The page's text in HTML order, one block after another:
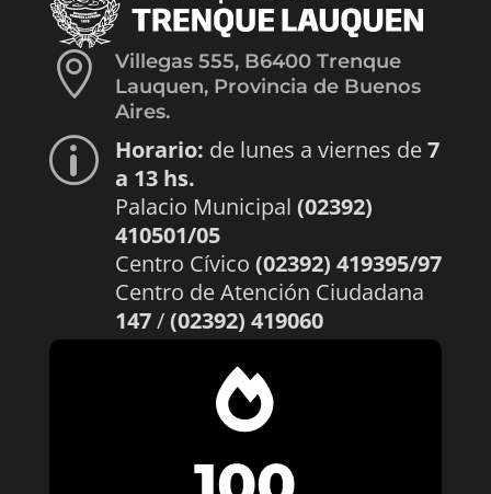

Villegas 555, B6400 Trenque
Lauquen, Provincia de Buenos
Aires.
p Horario: de lunes a viernes de7
a 13 hs.
Palacio Municipal (02392)
410501/05
Centro Cívico (02392) 419395/97
Centro de Atención Ciudadana
147/(02392) 419060
